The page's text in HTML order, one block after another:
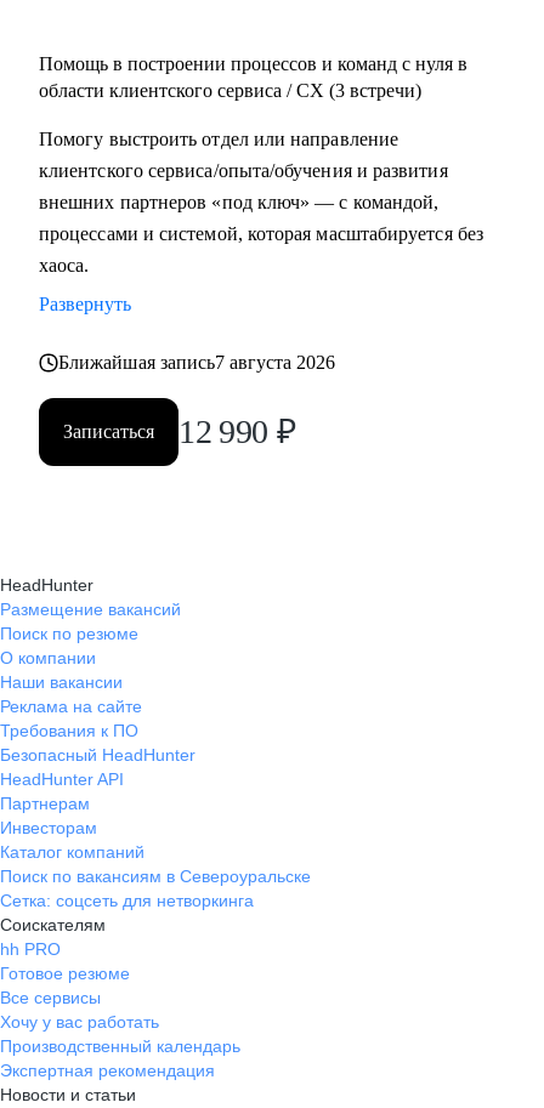
Помощь в построении процессов и команд с нуля в
области клиентского сервиса / СХ (3 встречи)
Помогу выстроить отдел или направление
клиентского сервиса/опыта/обучения и развития
внешних партнеров «под ключ» — с командой,
процессами и системой, которая масштабируется без
хаоса.
Развернуть
Ближайшая запись7 августа 2026
Записаться 12 990 ₽
HeadHunter
Размещение вакансий
Поиск по резюме
О компании
Наши вакансии
Реклама на сайте
Требования к ПО
Безопасный HeadHunter
HeadHunter API
Партнерам
Инвесторам
Каталог компаний
Поиск по вакансиям в Североуральске
Сетка: соцсеть для нетворкинга
Соискателям
hh PRO
Готовое резюме
Все сервисы
Хочу у вас работать
Производственный календарь
Экспертная рекомендация
Новости и статьи